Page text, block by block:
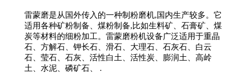
雷蒙磨是从国外传入的一种制粉磨机,国内生产较多。它
适用各种矿粉制备、煤粉制备,比如生料矿、石膏矿、煤
炭等材料的细粉加工。雷蒙磨粉机设备广泛适用于重晶
石、方解石、钾长石、滑石、大理石、石灰石、白云
石、莹石、石灰、活性白土、活性炭、膨润土、高岭
土、水泥、磷矿石、 .